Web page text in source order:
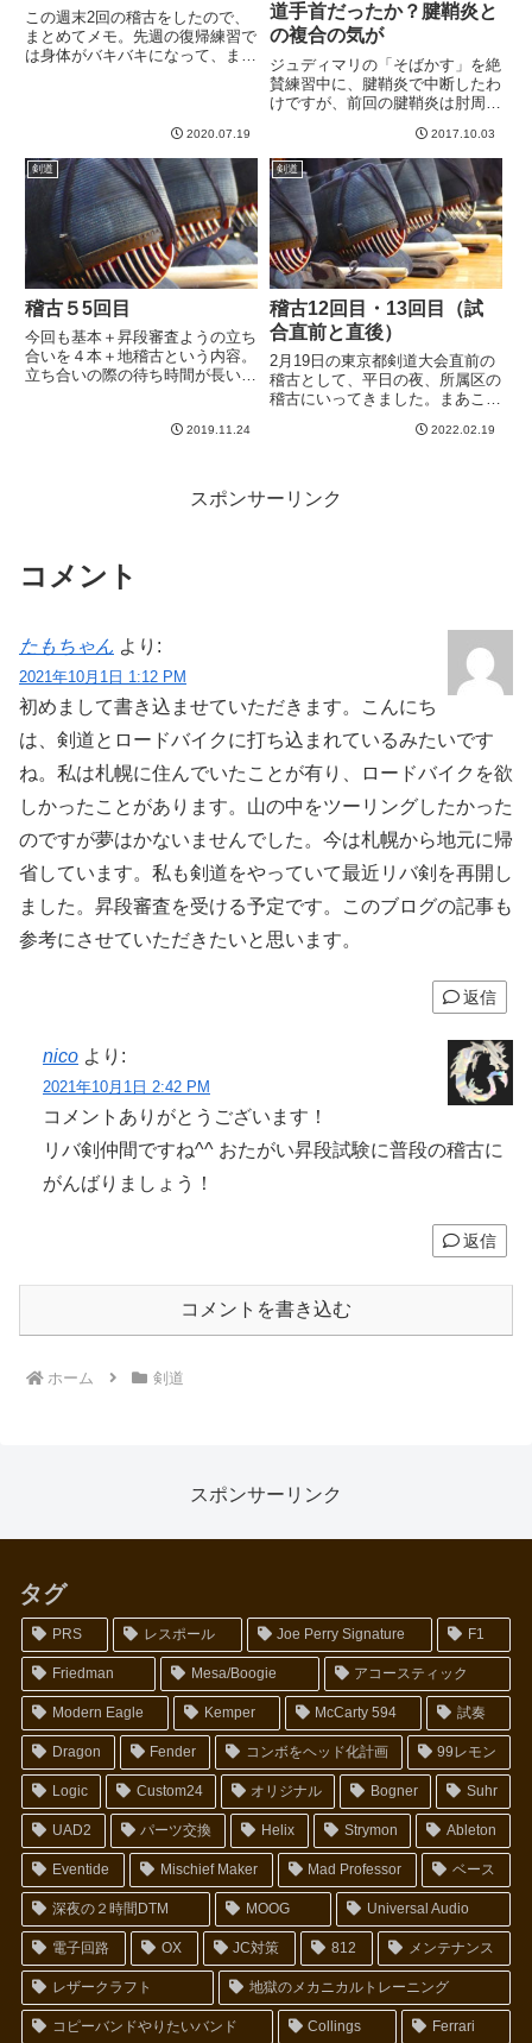
この週末2回の稽古をしたので、
まとめてメモ。先週の復帰練習で
は身体がバキバキになって、まじ
たwさて、この二回の稽古は、自
方...
2020.07.19
道手首だったか？腱鞘炎と
の複合の気が
ジュディマリの「そばかす」を絶
賛練習中に、腱鞘炎で中断したわ
けですが、前回の腱鞘炎は肘周辺
中心。しかしだんだん治っていく
につれ、どの辺がどう痛いか徐々
に分離してきました。たしかに手
首は痛い。が、その痛み方は腱
鞘...
2017.10.03
剣道
稽古５5回目
今回も基本＋昇段審査ようの立ち
合いを４本＋地稽古という内容。
立ち合いの際の待ち時間が長いた
関しては、気をつけていることが
2019.11.24
剣道
稽古12回目・13回目（試
合直前と直後）
2月19日の東京都剣道大会直前の
稽古として、平日の夜、所属区の
稽古にいってきました。まあこの
の、なんとなくバランス悪い感は
身体動かしてほぐすようなイメ...
2022.02.19
スポンサーリンク
コメント
たもちゃん より:
2021年10月1日 1:12 PM
初めまして書き込ませていただきます。こんにち
は、剣道とロードバイクに打ち込まれているみたいです
ね。私は札幌に住んでいたことが有り、ロードバイクを欲
しかったことがあります。山の中をツーリングしたかった
のですが夢はかないませんでした。今は札幌から地元に帰
省しています。私も剣道をやっていて最近リバ剣を再開し
ました。昇段審査を受ける予定です。このブログの記事も
参考にさせていただきたいと思います。
返信
nico より:
2021年10月1日 2:42 PM
コメントありがとうございます！
リバ剣仲間ですね^^ おたがい昇段試験に普段の稽古に
がんばりましょう！
返信
コメントを書き込む
ホーム 剣道
スポンサーリンク
タグ
PRS レスポール Joe Perry Signature F1
Friedman Mesa/Boogie アコースティック
Modern Eagle Kemper McCarty 594 試奏
Dragon Fender コンボをヘッド化計画 99レモン
Logic Custom24 オリジナル Bogner Suhr
UAD2 パーツ交換 Helix Strymon Ableton
Eventide Mischief Maker Mad Professor ベース
深夜の２時間DTM MOOG Universal Audio
電子回路 OX JC対策 812 メンテナンス
レザークラフト 地獄のメカニカルトレーニング
コピーバンドやりたいバンド Collings Ferrari